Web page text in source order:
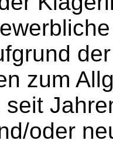
zum
seit
oder